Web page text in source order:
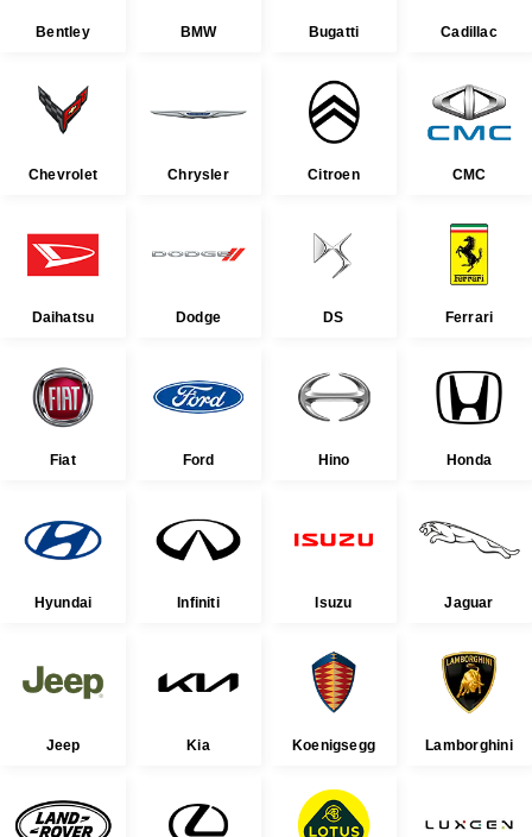
Bentley BMW Bugatti Cadillac
Chevrolet Chrysler Citroen CMC
Daihatsu Dodge DS Ferrari
Fiat Ford Hino Honda
Hyundai Infiniti Isuzu Jaguar
Jeep Kia Koenigsegg Lamborghini